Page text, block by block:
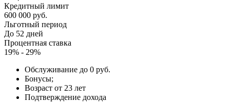
Кредитный лимит
600 000 руб.
Льготный период
До 52 дней
Процентная ставка
19% - 29%
Обслуживание до 0 руб.
Бонусы;
Возраст от 23 лет
Подтверждение дохода